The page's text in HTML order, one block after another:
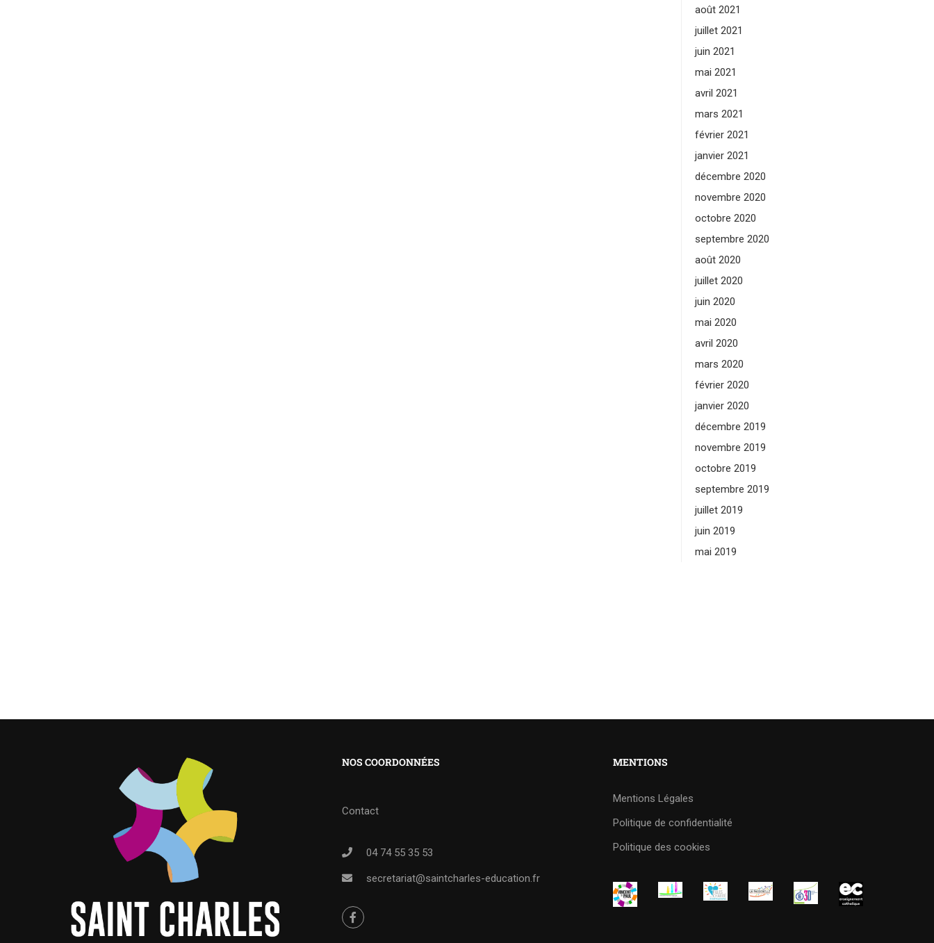
août 2021
juillet 2021
juin 2021
mai 2021
avril 2021
mars 2021
février 2021
janvier 2021
décembre 2020
novembre 2020
octobre 2020
septembre 2020
août 2020
juillet 2020
juin 2020
mai 2020
avril 2020
mars 2020
février 2020
janvier 2020
décembre 2019
novembre 2019
octobre 2019
septembre 2019
juillet 2019
juin 2019
mai 2019
NOS COORDONNÉES
Contact
04 74 55 35 53
secretariat@saintcharles-education.fr
MENTIONS
Mentions Légales
Politique de confidentialité
Politique des cookies